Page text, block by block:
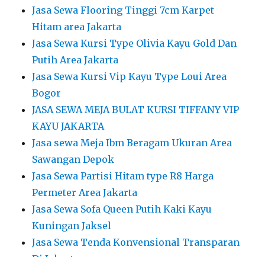
Jasa Sewa Flooring Tinggi 7cm Karpet
Hitam area Jakarta
Jasa Sewa Kursi Type Olivia Kayu Gold Dan
Putih Area Jakarta
Jasa Sewa Kursi Vip Kayu Type Loui Area
Bogor
JASA SEWA MEJA BULAT KURSI TIFFANY VIP
KAYU JAKARTA
Jasa sewa Meja Ibm Beragam Ukuran Area
Sawangan Depok
Jasa Sewa Partisi Hitam type R8 Harga
Permeter Area Jakarta
Jasa Sewa Sofa Queen Putih Kaki Kayu
Kuningan Jaksel
Jasa Sewa Tenda Konvensional Transparan